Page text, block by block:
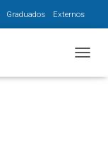
Graduados Externos